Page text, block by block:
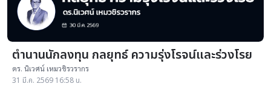
ตำนานนักลงทุน กลยุทธ์ ความรุ่งโรจน์และร่วงโรย
ดร. นิเวศน์ เหมวชิรวรากร
31 มี.ค. 2569 16:58 น.